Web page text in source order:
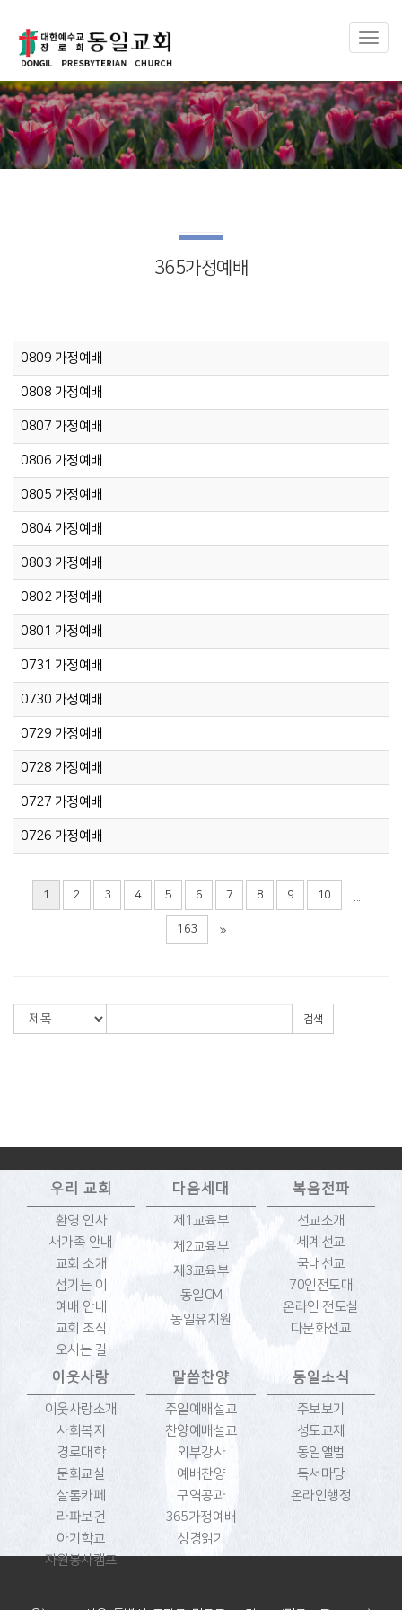
Toggle
365가정예배
0809 가정예배
0808 가정예배
0807 가정예배
0806 가정예배
0805 가정예배
0804 가정예배
0803 가정예배
0802 가정예배
0801 가정예배
0731 가정예배
0730 가정예배
0729 가정예배
0728 가정예배
0727 가정예배
0726 가정예배
1 2 3 4 5 6 7 8 9 10
163
검색
우리 교회
환영 인사
새가족 안내
교회 소개
섬기는 이
예배 안내
교회 조직
오시는 길
다음세대
제1교육부
제2교육부
제3교육부
동일CM
동일유치원
복음전파
선교소개
세계선교
국내선교
70인전도대
온라인 전도실
다문화선교
이웃사랑
이웃사랑소개
사회복지
경로대학
문화교실
샬롬카페
라파보건
아기학교
자원봉사캠프
말씀찬양
주일예배설교
찬양예배설교
외부강사
예배찬양
구역공과
365가정예배
성경읽기
동일소식
주보보기
성도교제
동일앨범
독서마당
온라인행정